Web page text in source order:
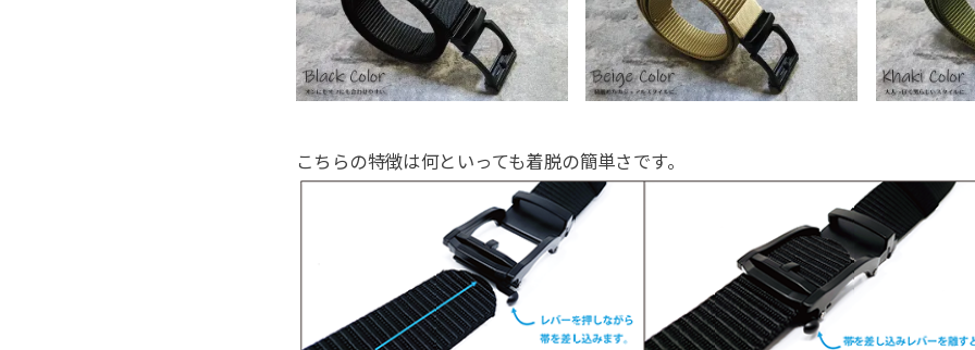
こちらの特徴は何といっても着脱の簡単さです。